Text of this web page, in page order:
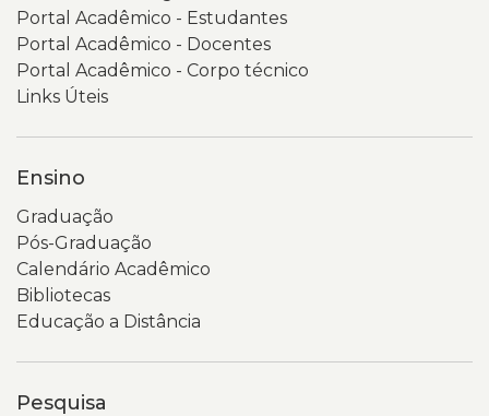
Portal Acadêmico - Estudantes
Portal Acadêmico - Docentes
Portal Acadêmico - Corpo técnico
Links Úteis
Ensino
Graduação
Pós-Graduação
Calendário Acadêmico
Bibliotecas
Educação a Distância
Pesquisa